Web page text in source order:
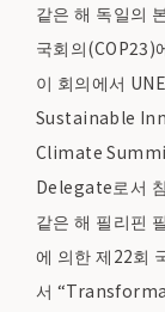
같은 해 독일의
국회의(COP23)
이 회의에서
Sustainable
Climate
Delegate로서
같은 해 필리핀
에 의한 제22회
서